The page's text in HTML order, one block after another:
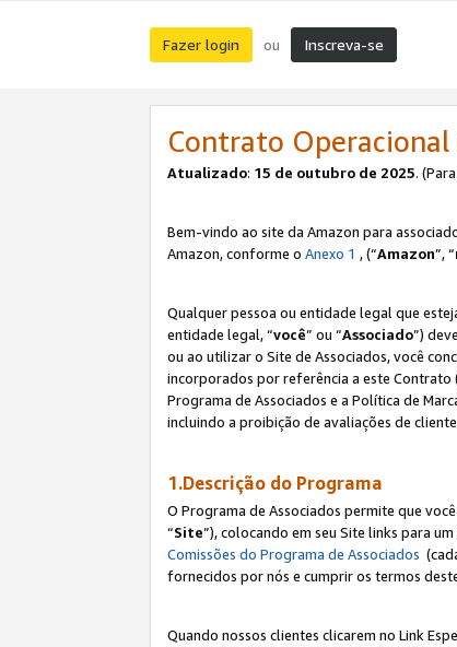
Fazer login ou Inscreva-se
Contrato Operacional
Atualizado: 15 de outubro de 2025.
Bem-vindo ao site da Amazon para
Amazon, conforme o Anexo 1 , (“Amazon”, “
Qualquer pessoa ou entidade legal que
entidade legal, “você” ou “Associado”)
ou ao utilizar o Site de Associados, você
incorporados por referência a este Contrato
Programa de Associados e a Política de
incluindo a proibição de avaliações de
1.Descrição do Programa
O Programa de Associados permite que
“Site”), colocando em seu Site links para
Comissões do Programa de Associados
fornecidos por nós e cumprir os termos
Quando nossos clientes clicarem no Link